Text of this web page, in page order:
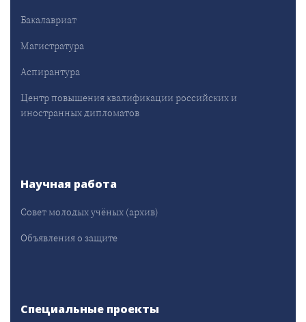
Бакалавриат
Магистратура
Аспирантура
Центр повышения квалификации российских и
иностранных дипломатов
Научная работа
Совет молодых учёных (архив)
Объявления о защите
Специальные проекты